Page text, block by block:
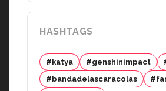
HASHTAGS
#katya #genshinimpact
#bandadelascaracolas